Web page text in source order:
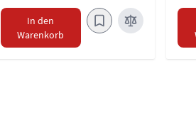
In den
Warenkorb